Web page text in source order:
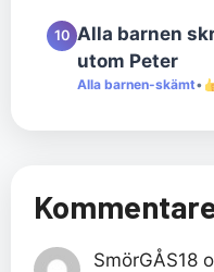
10 Alla barnen
utom Peter
Alla barnen-skämt•
SmörGÅS18